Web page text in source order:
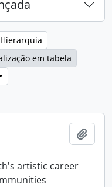
Hierarquia
em tabela
artistic career